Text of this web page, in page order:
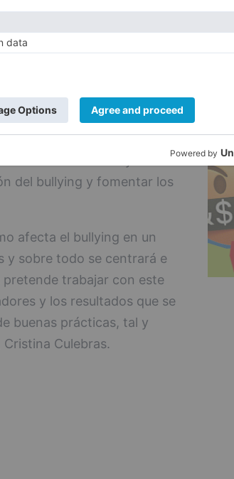
estudio que ha sido
de todo el
el colectivo
Simón Menéndez ha
trabajo de investigación
Irlanda del Norte y tiene
del bullying y fomentar los
afecta el bullying en un
y sobre todo se centrará e
trabajar con este
y los resultados que se
buenas prácticas, tal y
Culebras.